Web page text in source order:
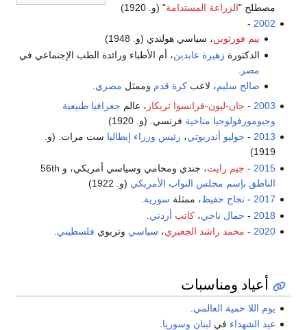
مصطلح "الزراعة المستدامة" (و. 1920)
2002
-
پيم فورتوين، سياسي هولندي (و. 1948)
الدكتورة زهيرة عابدين، أم الأطباء ورائدة الطب الإجتماعي في
مصر
صالح سليم، لاعب كرة قدم وممثل مصري
2003
- جان-ليون-فرانسوا تريكار ، عالم جغرافيا طبيعية
وجيومورفولوجيا مناخية فرنسي. (و. 1920)
2013
- جوليو أندريوتي، رئيس وزراء إيطاليا ست مرات. (و.
1919)
2015
- جيم رايت، جندي ومحامي وسياسي أمريكي، و 56th
الناطق بإسم مجلس النواب الأمريكي (و. 1922)
2017
- نجاح حفيظ، ممثلة سورية.
2018
- جمال ناجي،كاتب أردني
2020
- محمد راشد الجعبري، سياسي وتربوي فلسطيني
أعياد ومناسبات
يوم اللا حمية العالمي
عيد الشهداء في لبنان وسوريا